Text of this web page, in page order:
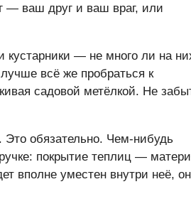
— ваш друг и ваш враг, или
кустарники — не много ли на
всё же пробраться к
садовой метёлкой. Не
Это обязательно. Чем-нибудь
покрытие теплиц —
вполне уместен внутри неё, он